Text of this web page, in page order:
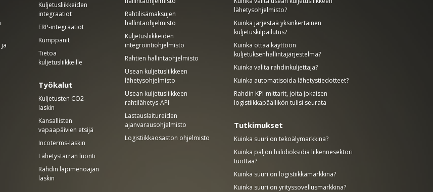
Kuljetusliikkeiden
integraatiot
ERP-integraatiot
Kumppanit
Tietoa
kuljetusliikkeille
Työkalut
Kuljetusten CO2-
laskin
Kansallisten
vapaapäivien etsijä
Incoterms-laskin
Lähetystarran luonti
Rahdin läpimenoajan
laskin
Rahtilisämaksujen
hallintaohjelmisto
Kuljetusliikkeiden
integrointiohjelmisto
Rahtien hallintaohjelmisto
Usean kuljetusliikkeen
lähetysohjelmisto
Usean kuljetusliikkeen
rahtilähetys-API
Lastauslaitureiden
ajanvarausohjelmisto
Logistiikkaosaston ohjelmisto
lähetysohjelmisto?
Kuinka järjestää yksinkertainen
kuljetuskilpailutus?
Kuinka ottaa käyttöön
kuljetuksenhallintajärjestelmä?
Kuinka valita rahdinkuljettaja?
Kuinka automatisoida lähetystiedotteet?
Rahdin KPI-mittarit, joita jokaisen
logistiikkapäällikön tulisi seurata
Tutkimukset
Kuinka suuri on tekoälymarkkina?
Kuinka paljon hiilidioksidia liikennesektori
tuottaa?
Kuinka suuri on logistiikkamarkkina?
Kuinka suuri on yrityssovellusmarkkina?